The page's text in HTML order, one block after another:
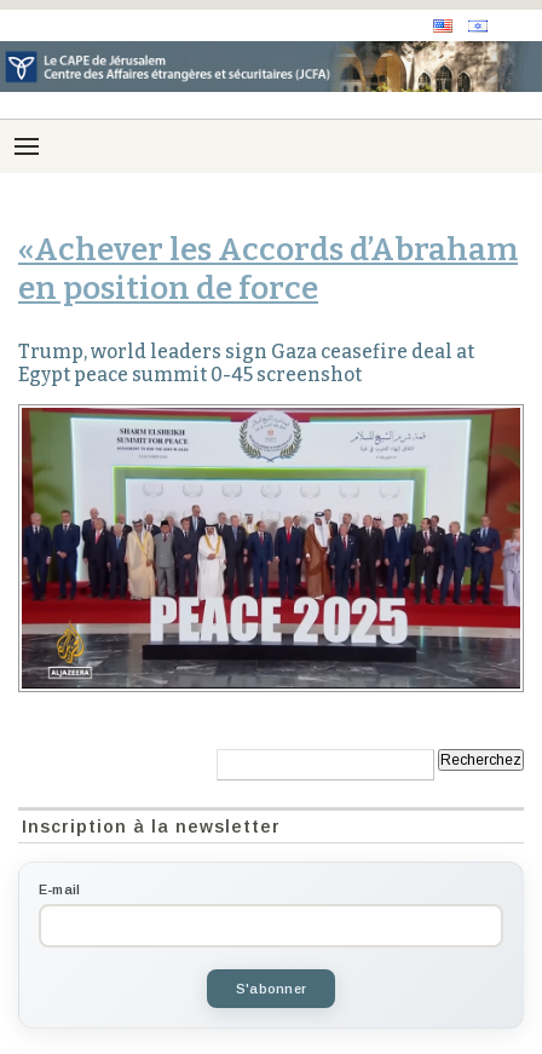
«Achever les Accords d’Abraham
en position de force
Trump, world leaders sign Gaza ceasefire deal at
Egypt peace summit 0-45 screenshot
Inscription à la newsletter
E-mail
S'abonner